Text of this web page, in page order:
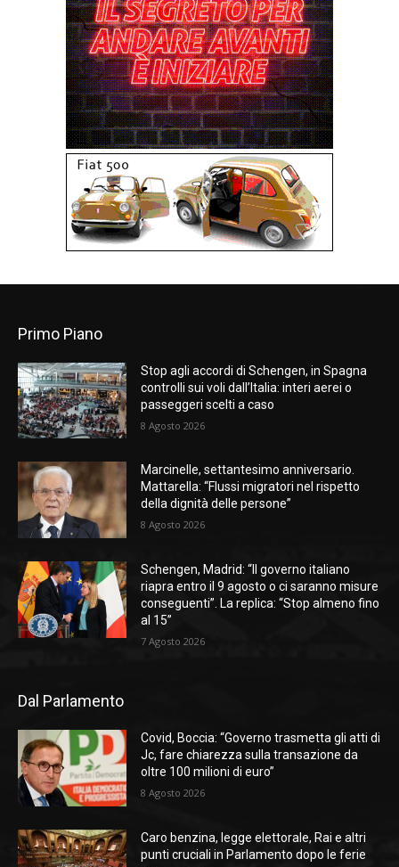
Primo Piano
Stop agli accordi di Schengen, in Spagna
controlli sui voli dall’Italia: interi aerei o
passeggeri scelti a caso
8 Agosto 2026
Marcinelle, settantesimo anniversario.
Mattarella: “Flussi migratori nel rispetto
della dignità delle persone”
8 Agosto 2026
Schengen, Madrid: “Il governo italiano
riapra entro il 9 agosto o ci saranno misure
conseguenti”. La replica: “Stop almeno fino
al 15”
7 Agosto 2026
Dal Parlamento
Covid, Boccia: “Governo trasmetta gli atti di
Jc, fare chiarezza sulla transazione da
oltre 100 milioni di euro”
8 Agosto 2026
Caro benzina, legge elettorale, Rai e altri
punti cruciali in Parlamento dopo le ferie